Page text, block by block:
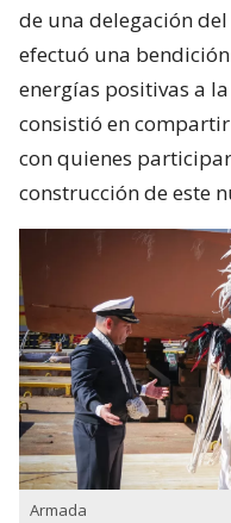
de una delegación
efectuó una
energías positivas a
consistió en
con quienes
construcción de este
Armada